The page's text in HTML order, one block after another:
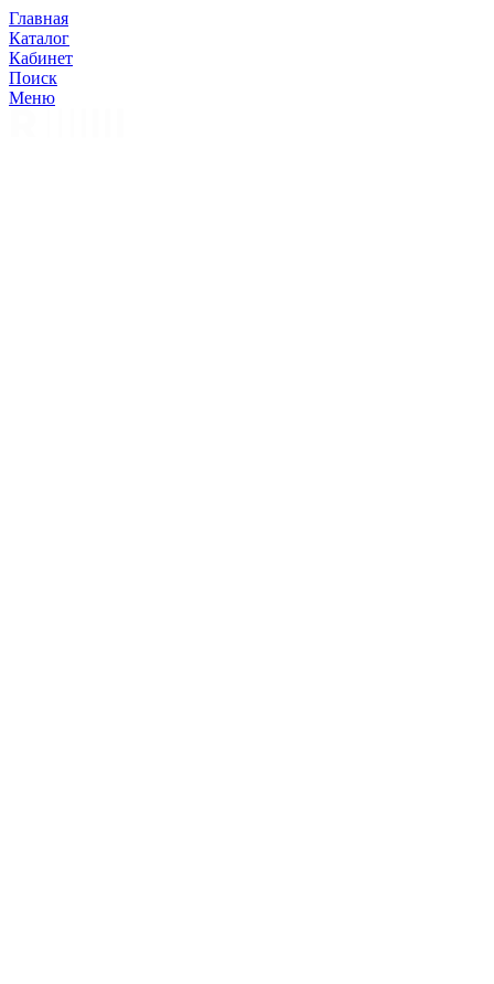
Главная
Каталог
Кабинет
Поиск
Меню